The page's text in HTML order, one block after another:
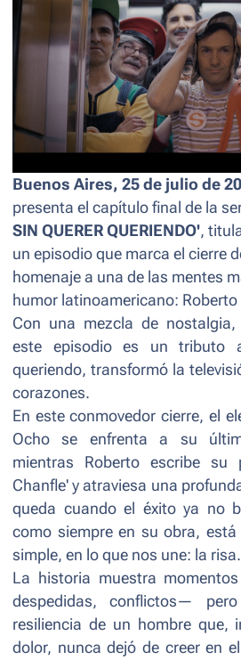
Buenos Aires, 25 de julio de
presenta el capítulo final de la
SIN QUERER QUERIENDO',
un episodio que marca el cierre
homenaje a una de las mentes
humor latinoamericano: Roberto
Con una mezcla de
este episodio es un tributo
queriendo, transformó la
corazones.
En este conmovedor cierre, el
Ocho se enfrenta a su
mientras Roberto escribe su
Chanfle' y atraviesa una
queda cuando el éxito ya no
como siempre en su obra,
simple, en lo que nos une: la risa.
La historia muestra
despedidas, conflictos—
resiliencia de un hombre que,
dolor, nunca dejó de creer en